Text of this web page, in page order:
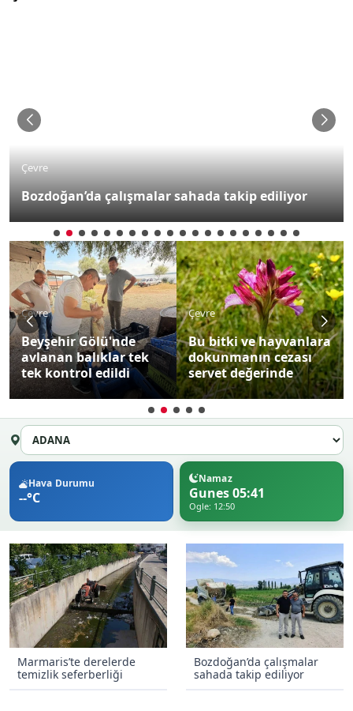
Çevre
Bozdoğan’da çalışmalar sahada takip ediliyor
Çevre
Beyşehir Gölü'nde
avlanan balıklar tek
tek kontrol edildi
Çevre
Bu bitki ve hayvanlara
dokunmanın cezası
servet değerinde
Hava Durumu
--°C
Namaz
Gunes 05:41
Ogle: 12:50
Marmaris’te derelerde
temizlik seferberliği
Bozdoğan’da çalışmalar
sahada takip ediliyor